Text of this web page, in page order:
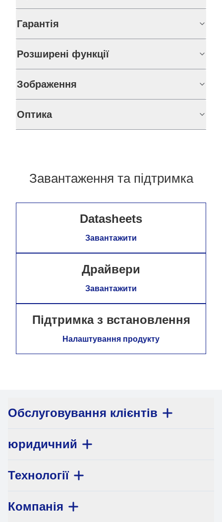
Гарантія
Розширені функції
Зображення
Оптика
Завантаження та підтримка
Datasheets
Завантажити
Драйвери
Завантажити
Підтримка з встановлення
Налаштування продукту
Обслуговування клієнтів
юридичний
Технології
Компанія